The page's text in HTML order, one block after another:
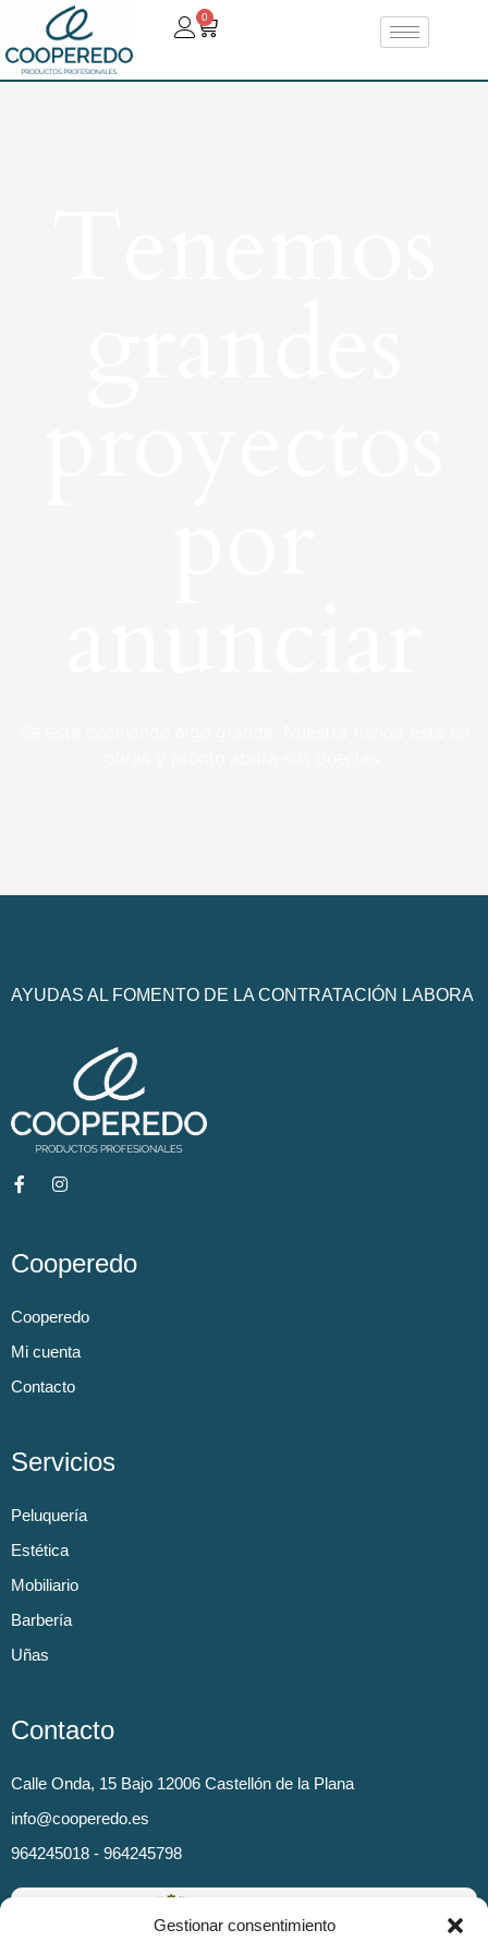
Gestionar consentimiento
0
AYUDAS AL FOMENTO DE LA CONTRATACIÓN LABORA
Cooperedo
Cooperedo
Mi cuenta
Contacto
Servicios
Peluquería
Estética
Mobiliario
Barbería
Uñas
Contacto
Calle Onda, 15 Bajo 12006 Castellón de la Plana
info@cooperedo.es
964245018 - 964245798